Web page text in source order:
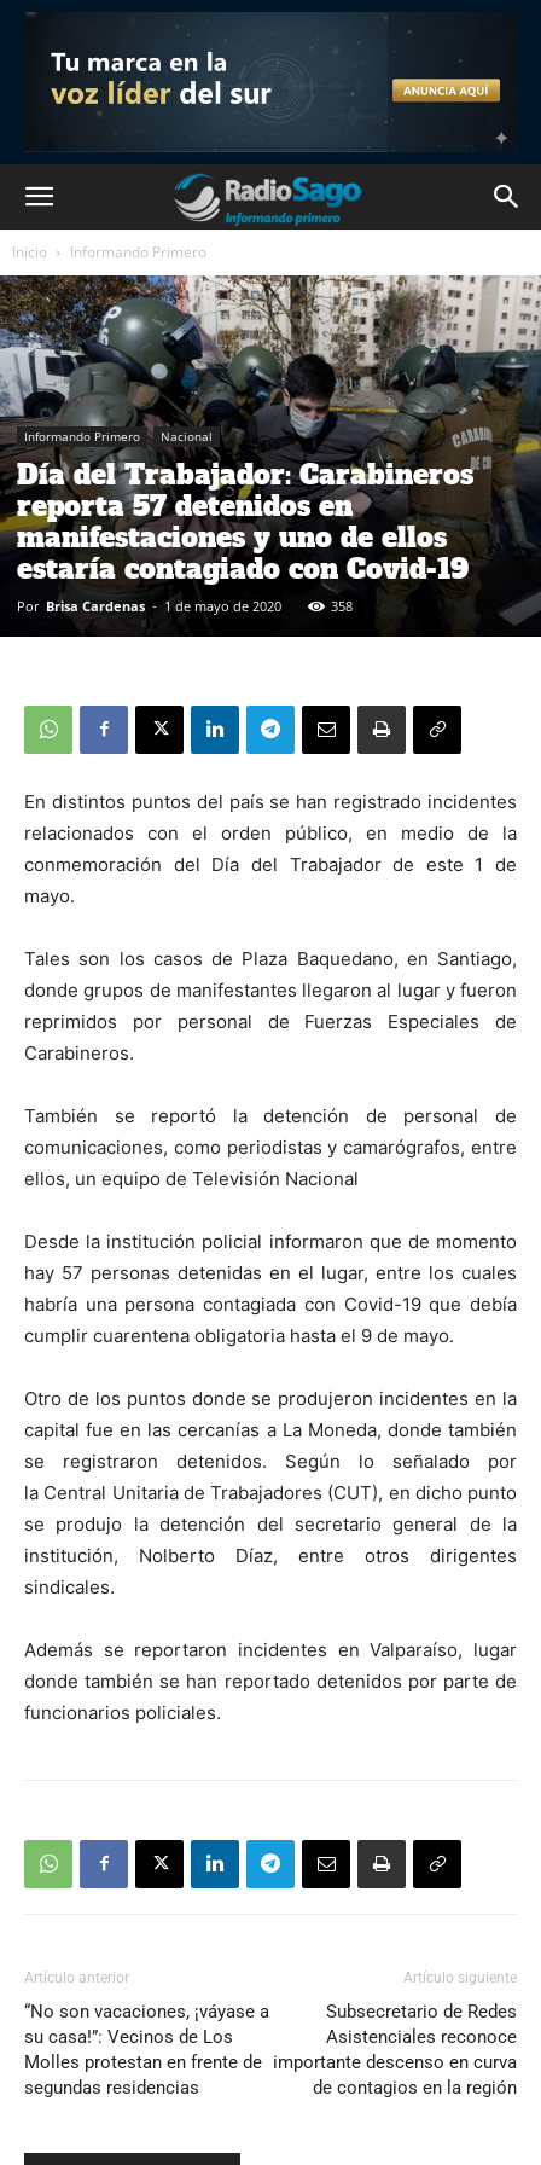
Inicio Informando Primero
Informando Primero Nacional
Día del Trabajador: Carabineros
reporta 57 detenidos en
manifestaciones y uno de ellos
estaría contagiado con Covid-19
Por Brisa Cardenas - 1 de mayo de 2020 358
En distintos puntos del país se han registrado incidentes
relacionados con el orden público, en medio de la
conmemoración del Día del Trabajador de este 1 de
mayo.
Tales son los casos de Plaza Baquedano, en Santiago,
donde grupos de manifestantes llegaron al lugar y fueron
reprimidos por personal de Fuerzas Especiales de
Carabineros.
También se reportó la detención de personal de
comunicaciones, como periodistas y camarógrafos, entre
ellos, un equipo de Televisión Nacional
Desde la institución policial informaron que de momento
hay 57 personas detenidas en el lugar, entre los cuales
habría una persona contagiada con Covid-19 que debía
cumplir cuarentena obligatoria hasta el 9 de mayo.
Otro de los puntos donde se produjeron incidentes en la
capital fue en las cercanías a La Moneda, donde también
se registraron detenidos. Según lo señalado por
la Central Unitaria de Trabajadores (CUT), en dicho punto
se produjo la detención del secretario general de la
institución, Nolberto Díaz, entre otros dirigentes
sindicales.
Además se reportaron incidentes en Valparaíso, lugar
donde también se han reportado detenidos por parte de
funcionarios policiales.
Artículo anterior
“No son vacaciones, ¡váyase a
su casa!”: Vecinos de Los
Molles protestan en frente de
segundas residencias
Artículo siguiente
Subsecretario de Redes
Asistenciales reconoce
importante descenso en curva
de contagios en la región